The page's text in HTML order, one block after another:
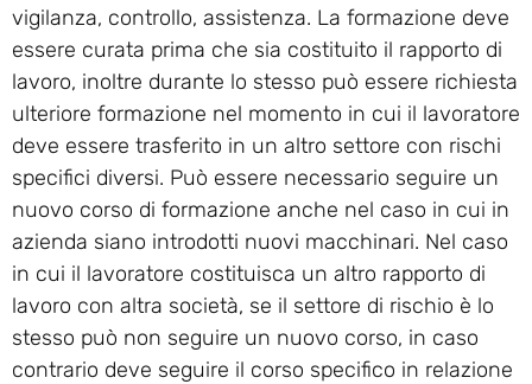
vigilanza, controllo, assistenza. La formazione deve
essere curata prima che sia costituito il rapporto di
lavoro, inoltre durante lo stesso può essere richiesta
ulteriore formazione nel momento in cui il lavoratore
deve essere trasferito in un altro settore con rischi
specifici diversi. Può essere necessario seguire un
nuovo corso di formazione anche nel caso in cui in
azienda siano introdotti nuovi macchinari. Nel caso
in cui il lavoratore costituisca un altro rapporto di
lavoro con altra società, se il settore di rischio è lo
stesso può non seguire un nuovo corso, in caso
contrario deve seguire il corso specifico in relazione